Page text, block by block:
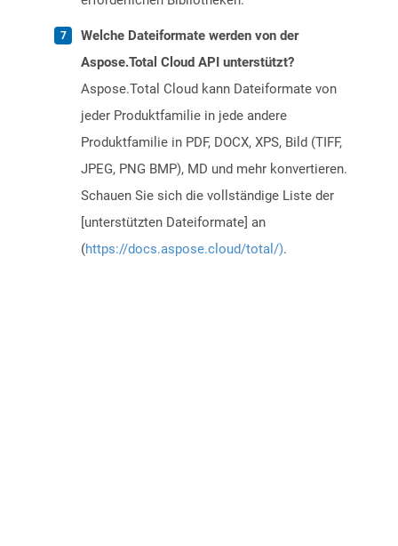
Welche Dateiformate werden von der
Aspose.Total Cloud API unterstützt?
Aspose.Total Cloud kann Dateiformate von
jeder Produktfamilie in jede andere
Produktfamilie in PDF, DOCX, XPS, Bild (TIFF,
JPEG, PNG BMP), MD und mehr konvertieren.
Schauen Sie sich die vollständige Liste der
[unterstützten Dateiformate] an
(https://docs.aspose.cloud/total/).